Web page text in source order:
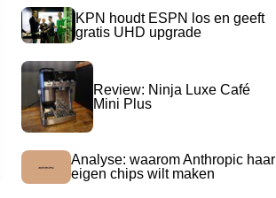
KPN houdt ESPN los en geeft
gratis UHD upgrade
Review: Ninja Luxe Café
Mini Plus
Analyse: waarom Anthropic haar
eigen chips wilt maken